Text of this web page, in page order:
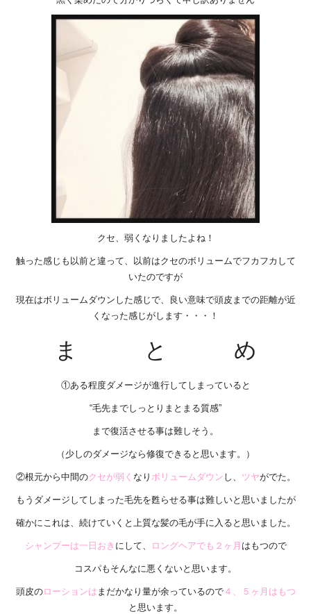
クセ、弱くなりましたよね！
触った感じも以前と違って、以前はクセのボリュームでフカフカして
いたのですが
現在はボリュームダウンした感じで、良い意味で頭皮までの距離が近
くなった感じがします・・・！
ま と め
①ある程度ダメージが進行してしまっていると
“毛先までしっとりまとまる質感”
まで復活させる事は難しそう。
（少しのダメージなら修復できると思います。）
②根元から中間のクセが弱く なり ボリュームダウン し、 ツヤがでた。
もうダメージしてしまった毛先を甦らせる事は難しいと思いましたが
確かにこれは、続けていくと上質な髪の毛が手に入ると思いました。
シャンプーは一日おき にして、 ロングヘアでも２ヶ月 はもつので
コスパもそんなに悪くないと思います。
頭皮のローションは まだかなり量が余っているので４、５ヶ月はもつ
と思います。